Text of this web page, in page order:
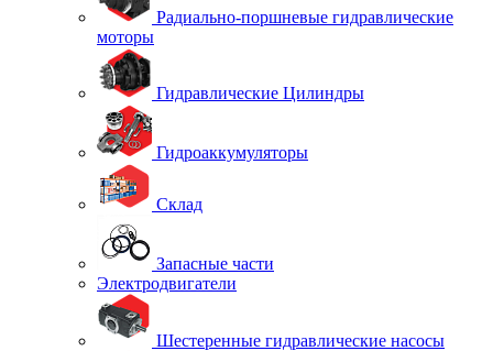
Радиально-поршневые гидравлические
моторы
Гидравлические Цилиндры
Гидроаккумуляторы
Склад
Запасные части
Электродвигатели
Шестеренные гидравлические насосы